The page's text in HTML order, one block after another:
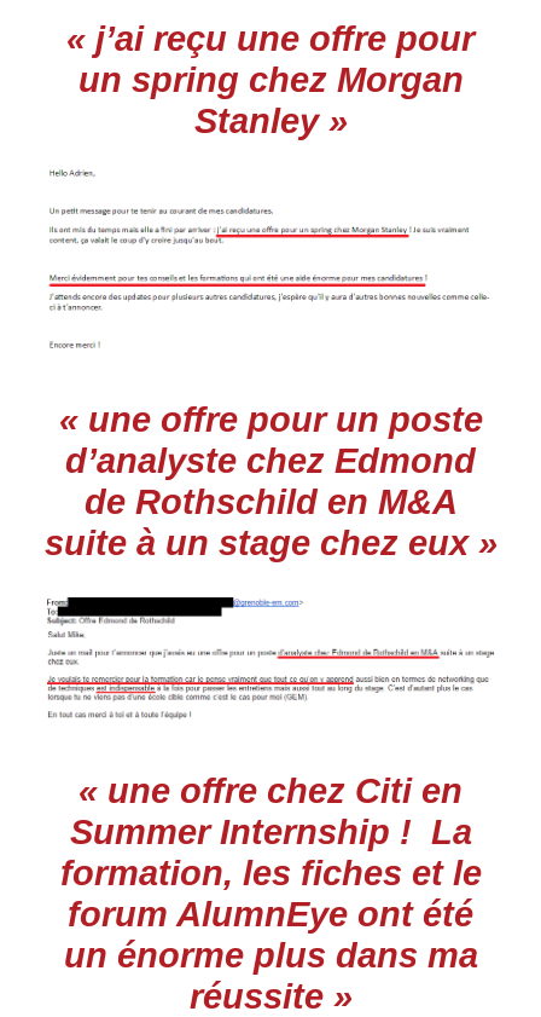
« j’ai reçu une offre pour
un spring chez Morgan
Stanley »
« une offre pour un poste
d’analyste chez Edmond
de Rothschild en M&A
suite à un stage chez eux »
« une offre chez Citi en
Summer Internship ! La
formation, les fiches et le
forum AlumnEye ont été
un énorme plus dans ma
réussite »